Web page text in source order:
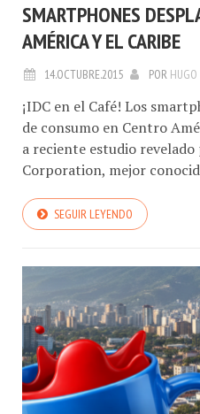
SMARTPHONES
AMÉRICA Y EL CARIBE
14.OCTUBRE.2015 POR
¡IDC en el Café! Los
de consumo en Centro
a reciente estudio
Corporation, mejor
SEGUIR LEYENDO